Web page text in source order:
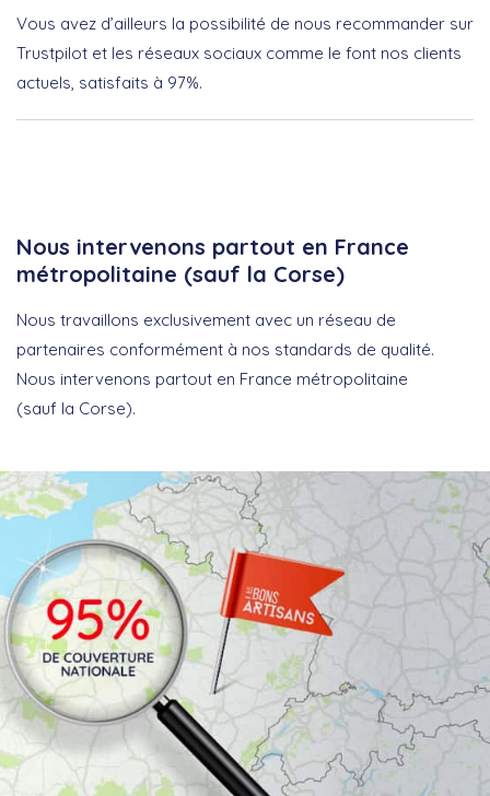
Vous avez d’ailleurs la possibilité de nous recommander sur
Trustpilot et les réseaux sociaux comme le font nos clients
actuels, satisfaits à 97%.
Nous intervenons partout en France
métropolitaine (sauf la Corse)
Nous travaillons exclusivement avec un réseau de
partenaires conformément à nos standards de qualité.
Nous intervenons partout en France métropolitaine
(sauf la Corse).